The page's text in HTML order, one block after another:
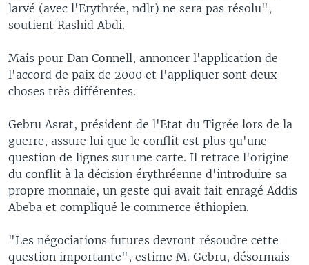
larvé (avec l'Erythrée, ndlr) ne sera pas résolu",
soutient Rashid Abdi.
Mais pour Dan Connell, annoncer l'application de
l'accord de paix de 2000 et l'appliquer sont deux
choses très différentes.
Gebru Asrat, président de l'Etat du Tigrée lors de la
guerre, assure lui que le conflit est plus qu'une
question de lignes sur une carte. Il retrace l'origine
du conflit à la décision érythréenne d'introduire sa
propre monnaie, un geste qui avait fait enragé Addis
Abeba et compliqué le commerce éthiopien.
"Les négociations futures devront résoudre cette
question importante", estime M. Gebru, désormais